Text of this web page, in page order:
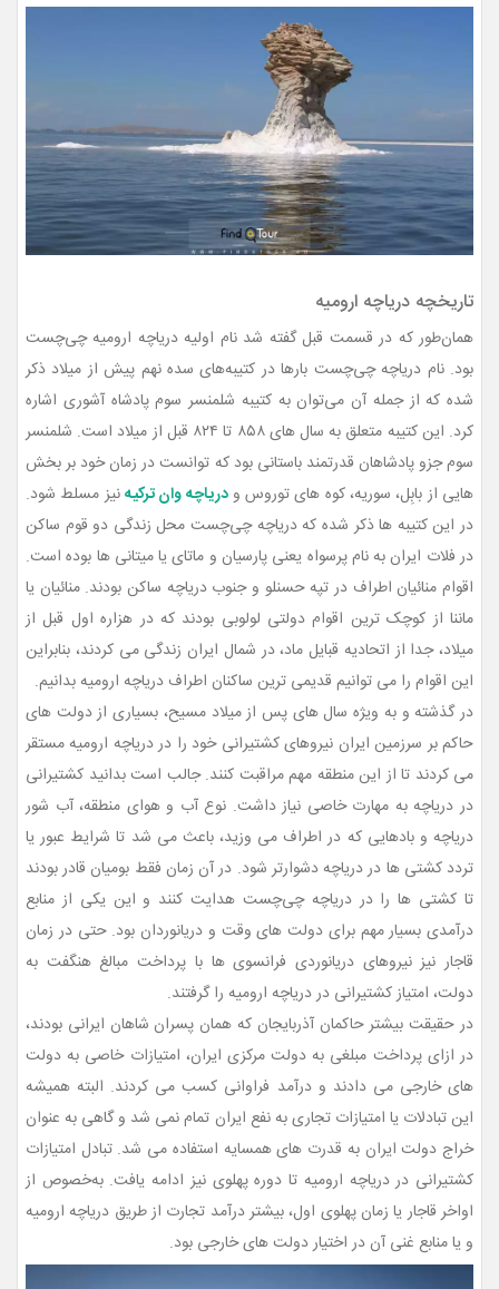
تاریخچه دریاچه ارومیه
همان‌طور که در قسمت قبل گفته شد نام اولیه دریاچه ارومیه چی‌چست
بود. نام دریاچه چی‌چست بارها در کتیبه‌های سده نهم پیش از میلاد ذکر
شده که از جمله آن می‌توان به کتیبه شلمنسر سوم پادشاه آشوری اشاره
کرد. این کتیبه متعلق به سال های ۸۵۸ تا ۸۲۴ قبل از میلاد است. شلمنسر
سوم جزو پادشاهان قدرتمند باستانی بود که توانست در زمان خود بر بخش
هایی از بابِل، سوریه، کوه های توروس ودریاچه وان ترکیهنیز مسلط شود.
در این کتیبه ها ذکر شده که دریاچه چی‌چست محل زندگی دو قوم ساکن
در فلات ایران به نام پرسواه یعنی پارسیان و ماتای یا میتانی ها بوده است.
اقوام منائیان اطراف در تپه حسنلو و جنوب دریاچه ساکن بودند. منائیان یا
ماننا از کوچک ترین اقوام دولتی لولوبی بودند که در هزاره اول قبل از
میلاد، جدا از اتحادیه قبایل ماد، در شمال ایران زندگی می کردند، بنابراین
این اقوام را می توانیم قدیمی ترین ساکنان اطراف دریاچه ارومیه بدانیم.
در گذشته و به ویژه سال های پس از میلاد مسیح، بسیاری از دولت های
حاکم بر سرزمین ایران نیروهای کشتیرانی خود را در دریاچه ارومیه مستقر
می کردند تا از این منطقه مهم مراقبت کنند. جالب است بدانید کشتیرانی
در دریاچه به مهارت خاصی نیاز داشت. نوع آب و هوای منطقه، آب شور
دریاچه و بادهایی که در اطراف می وزید، باعث می شد تا شرایط عبور یا
تردد کشتی ها در دریاچه دشوارتر شود. در آن زمان فقط بومیان قادر بودند
تا کشتی ها را در دریاچه چی‌چست هدایت کنند و این یکی از منابع
درآمدی بسیار مهم برای دولت های وقت و دریانوردان بود. حتی در زمان
قاجار نیز نیروهای دریانوردی فرانسوی ها با پرداخت مبالغ هنگفت به
دولت، امتیاز کشتیرانی در دریاچه ارومیه را گرفتند.
در حقیقت بیشتر حاکمان آذربایجان که همان پسران شاهان ایرانی بودند،
در ازای پرداخت مبلغی به دولت مرکزی ایران، امتیازات خاصی به دولت
های خارجی می دادند و درآمد فراوانی کسب می کردند. البته همیشه
این تبادلات یا امتیازات تجاری به نفع ایران تمام نمی شد و گاهی به عنوان
خراج دولت ایران به قدرت های همسایه استفاده می شد. تبادل امتیازات
کشتیرانی در دریاچه ارومیه تا دوره پهلوی نیز ادامه یافت. به‌خصوص از
اواخر قاجار یا زمان پهلوی اول، بیشتر درآمد تجارت از طریق دریاچه ارومیه
و یا منابع غنی آن در اختیار دولت های خارجی بود.